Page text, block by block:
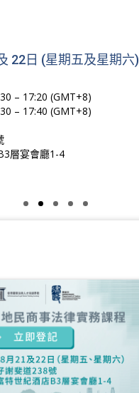
22日 (星期五及星期六)
– 17:20 (GMT+8)
– 17:40 (GMT+8)
層宴會廳1-4